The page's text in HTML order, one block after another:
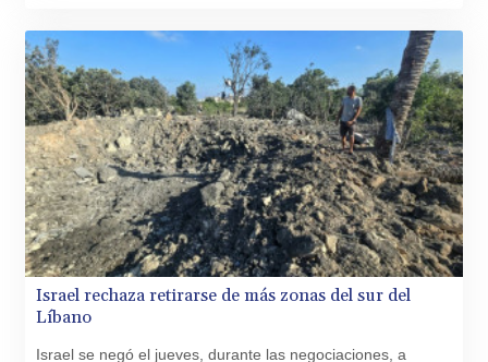
Israel rechaza retirarse de más zonas del sur del
Líbano
Israel se negó el jueves, durante las negociaciones, a